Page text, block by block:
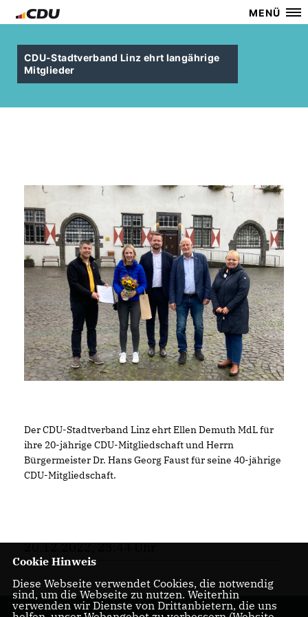
MENÜ
CDU-Stadtverband Linz ehrt langährige
Mitglieder
Der CDU-Stadtverband Linz ehrt Ellen Demuth MdL für
ihre 20-jährige CDU-Mitgliedschaft und Herrn
Bürgermeister Dr. Hans Georg Faust für seine 40-jährige
CDU-Mitgliedschaft.
20.12.2022, 23:44 Uhr
Cookie Hinweis
Diese Webseite verwendet Cookies, die notwendig
sind, um die Webseite zu nutzen. Weiterhin
verwenden wir Dienste von Drittanbietern, die uns